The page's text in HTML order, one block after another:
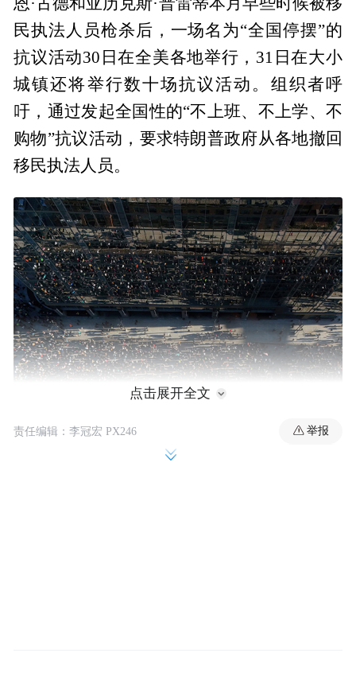
民执法人员枪杀后，一场名为“全国停摆”的
抗议活动30日在全美各地举行，31日在大小
城镇还将举行数十场抗议活动。组织者呼
吁，通过发起全国性的“不上班、不上学、不
购物”抗议活动，要求特朗普政府从各地撤回
移民执法人员。
当地时间1月30日，数千名抗议者在明尼阿波利斯
点击展开全文
责任编辑：李冠宏 PX246 举报